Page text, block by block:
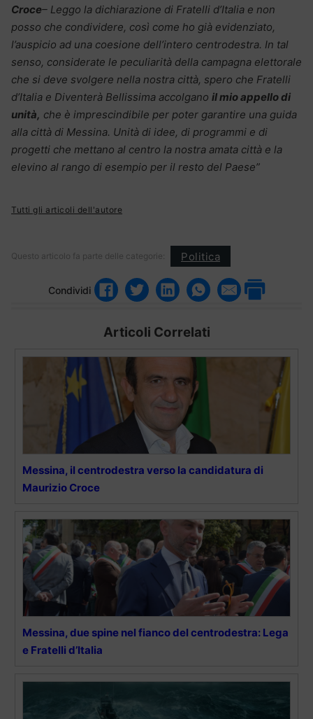
Croce– Leggo la dichiarazione di Fratelli d’Italia e non
posso che condividere, così come ho già evidenziato,
l’auspicio ad una coesione dell’intero centrodestra. In tal
senso, considerate le peculiarità della campagna elettorale
che si deve svolgere nella nostra città, spero che Fratelli
d’Italia e Diventerà Bellissima accolgano il mio appello di
unità, che è imprescindibile per poter garantire una guida
alla città di Messina. Unità di idee, di programmi e di
progetti che mettano al centro la nostra amata città e la
elevino al rango di esempio per il resto del Paese”
Tutti gli articoli dell'autore
Questo articolo fa parte delle categorie: Politica
Condividi
Articoli Correlati
Messina, il centrodestra verso la candidatura di
Maurizio Croce
Messina, due spine nel fianco del centrodestra: Lega
e Fratelli d’Italia